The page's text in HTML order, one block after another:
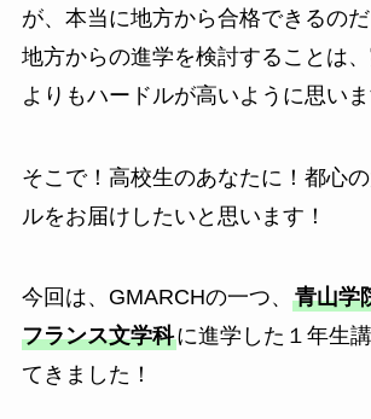
が、本当に地方から合格できるのだ
地方からの進学を検討することは
よりもハードルが高いように思いま
そこで！高校生のあなたに！都心
ルをお届けしたいと思います！
今回は、GMARCHの一つ、 青山学
フランス文学科に進学した１年生
てきました！